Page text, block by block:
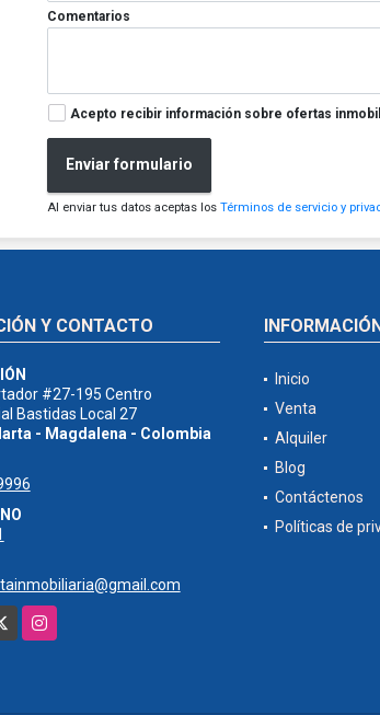
Comentarios
Acepto recibir información sobre ofertas
Enviar formulario
Al enviar tus datos aceptas losTérminos de servicio y
Y CONTACTO
#27-195 Centro
Bastidas Local 27
- Magdalena - Colombia
Instagram
Inicio
Venta
Alquiler
Blog
Contáctenos
Políticas de